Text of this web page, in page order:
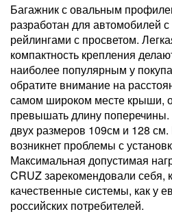
Багажник с овальным
разработан для автомобилей
рейлингами с просветом.
компактность крепления
наиболее популярным у
обратите внимание на
самом широком месте крыши,
превышать длину
двух размеров 109см и 128
возникнет проблемы с
Максимальная допустимая
CRUZ зарекомендовали себя,
качественные системы, как у
российских потребителей.